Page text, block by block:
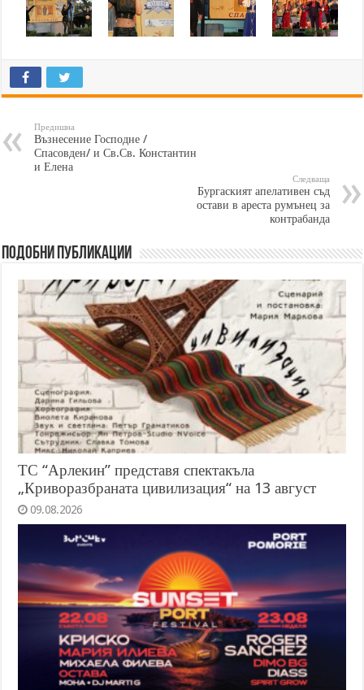
Предишна
Възнесение Господне /
Спасовден/ и Св.Св. Константин
и Елена
Следваща
Бургаският апелативен съд
остави в ареста румънец за
контрабанда
Подобни публикации
ТС “Арлекин” представя спектакъла
„Криворазбраната цивилизация“ на 13 август
09.08.2026